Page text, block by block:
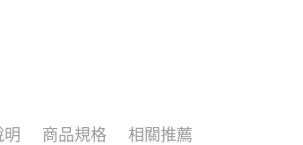
明 商品規格 相關推薦